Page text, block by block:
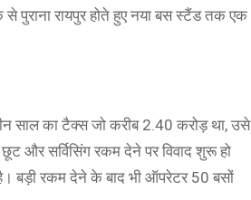
पुराना रायपुर होते हुए नया बस स्टैंड तक एक
साल का टैक्स जो करीब 2.40 करोड़ था, उसे
और सर्विसिंग रकम देने पर विवाद शुरू हो
बड़ी रकम देने के बाद भी ऑपरेटर 50 बसों